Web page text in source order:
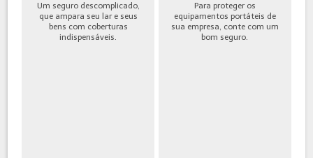
Um seguro descomplicado,
que ampara seu lar e seus
bens com coberturas
indispensáveis.
Para proteger os
equipamentos portáteis de
sua empresa, conte com um
bom seguro.